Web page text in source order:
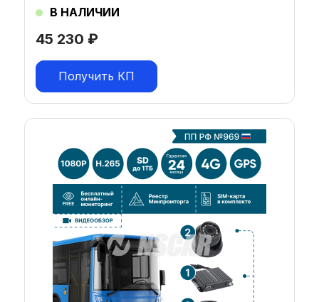
45 230 ₽
В НАЛИЧИИ
Получить КП